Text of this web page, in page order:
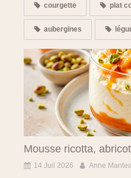
courgette plat
aubergines
Mousse ricotta,
14 Juil 2026 Anne